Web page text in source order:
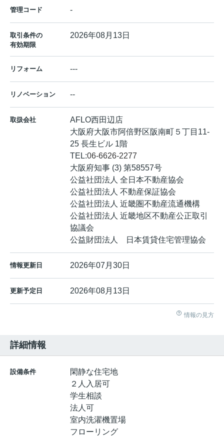
管理コード -
取引条件の
有効期限
2026年08月13日
リフォーム ---
リノベーション --
取扱会社
AFLO西田辺店
大阪府大阪市阿倍野区阪南町５丁目11-
25 長生ビル 1階
TEL:06-6626-2277
大阪府知事 (3) 第58557号
公益社団法人 全日本不動産協会
公益社団法人 不動産保証協会
公益社団法人 近畿圏不動産流通機構
公益社団法人 近畿地区不動産公正取引
協議会
公益財団法人 日本賃貸住宅管理協会
情報更新日 2026年07月30日
更新予定日 2026年08月13日
情報の見方
詳細情報
設備条件
閑静な住宅地
２人入居可
学生相談
法人可
室内洗濯機置場
フローリング